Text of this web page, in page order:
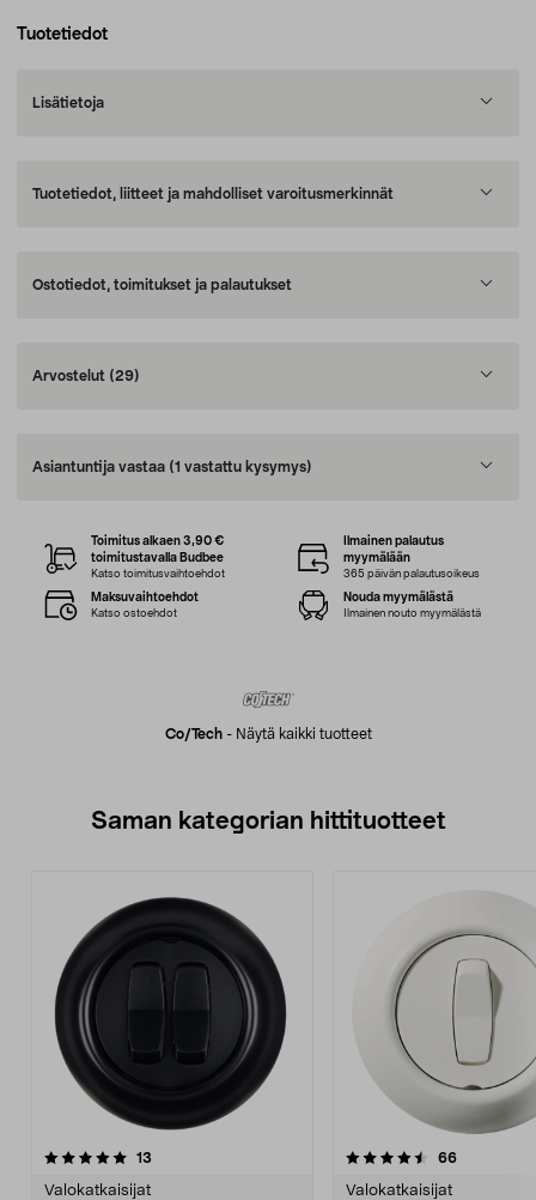
Tuotetiedot
Lisätietoja
Tuotetiedot, liitteet ja mahdolliset varoitusmerkinnät
Ostotiedot, toimitukset ja palautukset
Arvostelut (29)
Asiantuntija vastaa (1 vastattu kysymys)
Co/tech- Näytä kaikki tuotteet
Toimitus alkaen 3,90 €
toimitustavalla Budbee
Katso toimitusvaihtoehdot
Ilmainen palautus
myymälään
365 päivän palautusoikeus
Maksuvaihtoehdot
Katso ostoehdot
Nouda myymälästä
Ilmainen nouto myymälästä
Saman kategorian hittituotteet
13
Valokatkaisijat
4.5 viidestä
66arvostelut
Valokatkaisijat
4.5 viidestä